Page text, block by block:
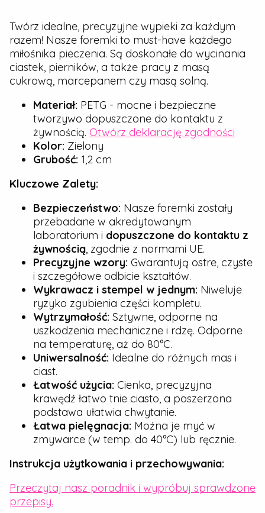
Twórz idealne, precyzyjne wypieki za każdym
razem! Nasze foremki to must-have każdego
miłośnika pieczenia. Są doskonałe do wycinania
ciastek, pierników, a także pracy z masą
cukrową, marcepanem czy masą solną.
Materiał: PETG - mocne i bezpieczne
tworzywo dopuszczone do kontaktu z
żywnością. Otwórz deklarację zgodności
Kolor: Zielony
Grubość: 1,2 cm
Kluczowe Zalety:
Bezpieczeństwo: Nasze foremki zostały
przebadane w akredytowanym
laboratorium i dopuszczone do kontaktu z
żywnością, zgodnie z normami UE.
Precyzyjne wzory: Gwarantują ostre, czyste
i szczegółowe odbicie kształtów.
Wykrawacz i stempel w jednym: Niweluje
ryzyko zgubienia części kompletu.
Wytrzymałość: Sztywne, odporne na
uszkodzenia mechaniczne i rdzę. Odporne
na temperaturę, aż do 80°C.
Uniwersalność: Idealne do różnych mas i
ciast.
Łatwość użycia: Cienka, precyzyjna
krawędź łatwo tnie ciasto, a poszerzona
podstawa ułatwia chwytanie.
Łatwa pielęgnacja: Można je myć w
zmywarce (w temp. do 40°C) lub ręcznie.
Instrukcja użytkowania i przechowywania:
Przeczytaj nasz poradnik i wypróbuj sprawdzone
przepisy.